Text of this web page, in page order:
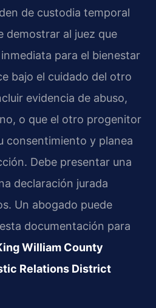
de custodia temporal
demostrar al juez que
para el bienestar
bajo el cuidado del otro
evidencia de abuso,
o que el otro progenitor
consentimiento y planea
Debe presentar una
declaración jurada
Un abogado puede
documentación para
William County
Relations District